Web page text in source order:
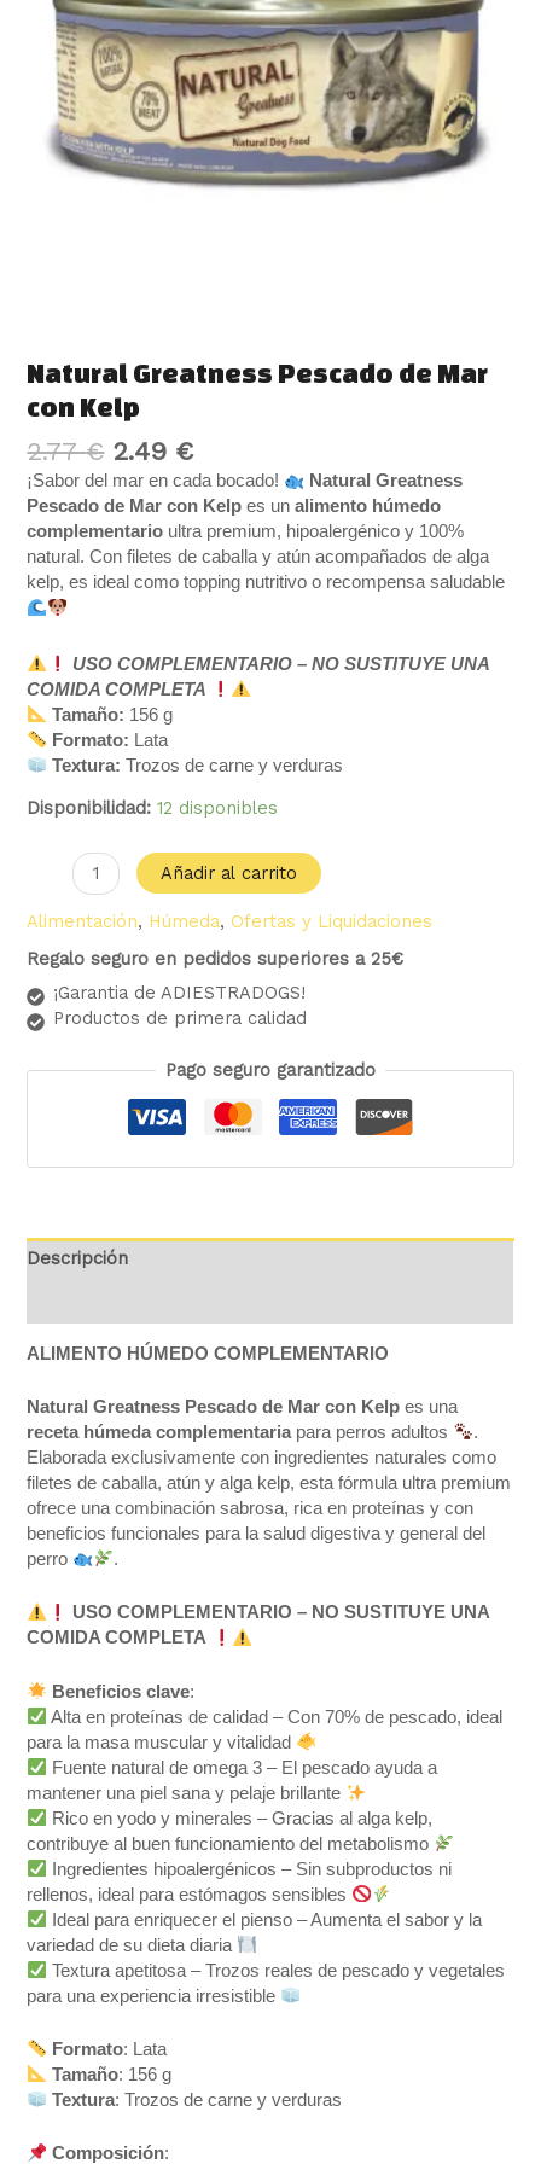
Natural Greatness Pescado de Mar
con Kelp
2.77€ 2.49 €
¡Sabor del mar en cada bocado!
Natural Greatness
Pescado de Mar con Kelp es unalimento húmedo
complementario ultra premium, hipoalergénico y 100%
natural. Con filetes de caballa y atún acompañados de alga
kelp, es ideal como topping nutritivo o recompensa saludable
USO COMPLEMENTARIO – NO SUSTITUYE UNA
COMIDA COMPLETA
Tamaño: 156 g
Formato: Lata
Textura: Trozos de carne y verduras
Disponibilidad: 12 disponibles
cantidad
Añadir al carrito
Alimentación, Húmeda, Ofertas y Liquidaciones
Regalo seguro en pedidos superiores a 25€
¡Garantia de ADIESTRADOGS!
Productos de primera calidad
Pago seguro garantizado
Descripción
ALIMENTO HÚMEDO COMPLEMENTARIO
Natural Greatness Pescado de Mar con Kelp es una
receta húmeda complementaria para perros adultos
.
Elaborada exclusivamente con ingredientes naturales como
filetes de caballa, atún y alga kelp, esta fórmula ultra premium
ofrece una combinación sabrosa, rica en proteínas y con
beneficios funcionales para la salud digestiva y general del
perro
.
USO COMPLEMENTARIO – NO SUSTITUYE UNA
COMIDA COMPLETA
Beneficios clave:
Alta en proteínas de calidad – Con 70% de pescado, ideal
para la masa muscular y vitalidad
Fuente natural de omega 3 – El pescado ayuda a
mantener una piel sana y pelaje brillante
Rico en yodo y minerales – Gracias al alga kelp,
contribuye al buen funcionamiento del metabolismo
Ingredientes hipoalergénicos – Sin subproductos ni
rellenos, ideal para estómagos sensibles
Ideal para enriquecer el pienso – Aumenta el sabor y la
variedad de su dieta diaria
Textura apetitosa – Trozos reales de pescado y vegetales
para una experiencia irresistible
Formato: Lata
Tamaño: 156 g
Textura: Trozos de carne y verduras
Composición: